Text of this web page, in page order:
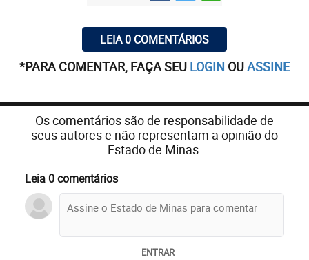
LEIA 0 COMENTÁRIOS
*PARA COMENTAR, FAÇA SEU LOGIN OUASSINE
Os comentários são de responsabilidade de
seus autores e não representam a opinião do
Estado de Minas.
Leia 0 comentários
ENTRAR